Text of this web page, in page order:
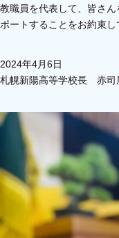
教職員を代表して、皆さ
ポートすることをお約束し
2024年4月6日
札幌新陽高等学校長 赤司